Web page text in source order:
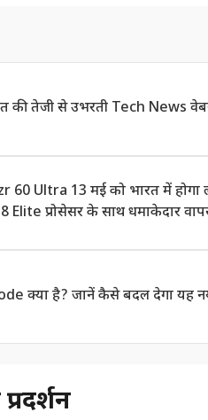
की तेजी से उभरती Tech News
60 Ultra 13 मई को भारत में होगा
प्रोसेसर के साथ धमाकेदार
क्या है? जानें कैसे बदल देगा यह